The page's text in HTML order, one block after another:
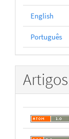
English
Português